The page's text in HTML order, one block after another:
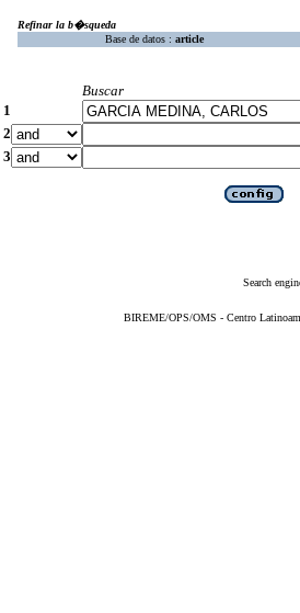
Refinar la b�squeda
Base de datos : article
Buscar
1
2
3
Search
BIREME/OPS/OMS - Centro